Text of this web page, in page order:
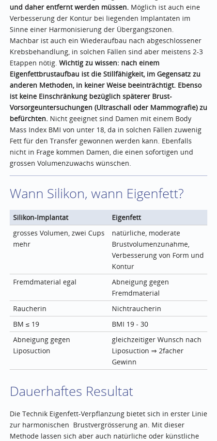
und daher entfernt werden müssen. Möglich ist auch eine
Verbesserung der Kontur bei liegenden Implantaten im
Sinne einer Harmonisierung der Übergangszonen.
Machbar ist auch ein Wiederaufbau nach abgeschlossener
Krebsbehandlung, in solchen Fällen sind aber meistens 2-3
Etappen nötig. Wichtig zu wissen: nach einem
Eigenfettbrustaufbau ist die Stillfähigkeit, im Gegensatz zu
anderen Methoden, in keiner Weise beeinträchtigt. Ebenso
ist keine Einschränkung bezüglich späterer Brust-
Vorsorgeuntersuchungen (Ultraschall oder Mammografie) zu
befürchten. Nicht geeignet sind Damen mit einem Body
Mass Index BMI von unter 18, da in solchen Fällen zuwenig
Fett für den Transfer gewonnen werden kann. Ebenfalls
nicht in Frage kommen Damen, die einen sofortigen und
grossen Volumenzuwachs wünschen.
Wann Silikon, wann Eigenfett?
Silikon-Implantat
Eigenfett
grosses Volumen, zwei Cups
mehr
natürliche, moderate
Brustvolumenzunahme,
Verbesserung von Form und
Kontur
Fremdmaterial egal
Abneigung gegen
Fremdmaterial
Raucherin
Nichtraucherin
BM ≤ 19
BMI 19 - 30
Abneigung gegen
Liposuction
gleichzeitiger Wunsch nach
Liposuction ⇒ 2facher
Gewinn
Dauerhaftes Resultat
Die Technik Eigenfett-Verpflanzung bietet sich in erster Linie
zur harmonischen Brustvergrösserung an. Mit dieser
Methode lassen sich aber auch natürliche oder künstliche